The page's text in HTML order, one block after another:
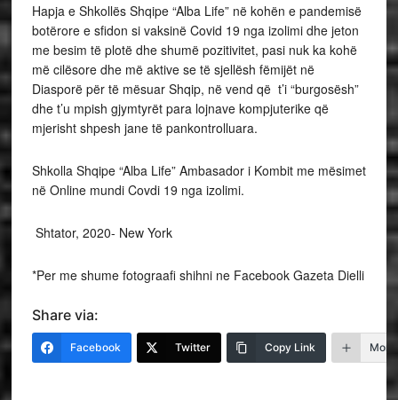
Hapja e Shkollës Shqipe “Alba Life” në kohën e pandemisë
botërore e sfidon si vaksinë Covid 19 nga izolimi dhe jeton
me besim të plotë dhe shumë pozitivitet, pasi nuk ka kohë
më cilësore dhe më aktive se të sjellësh fëmijët në
Diasporë për të mësuar Shqip, në vend që t’i “burgosësh”
dhe t’u mpish gjymtyrët para lojnave kompjuterike që
mjerisht shpesh jane të pankontrolluara.
Shkolla Shqipe “Alba Life” Ambasador i Kombit me mësimet
në Online mundi Covdi 19 nga izolimi.
Shtator, 2020- New York
*Per me shume fotograafi shihni ne Facebook Gazeta Dielli
Share via:
Facebook Twitter Copy Link More